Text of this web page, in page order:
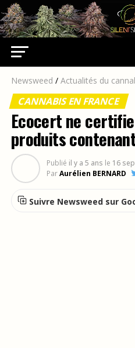
Newsweed / Actualités du
CANNABIS EN FRANCE
Ecocert ne
produits
Publié il y a 5 ans le 16
ParAurélien BERNARD
Suivre Newsweed sur